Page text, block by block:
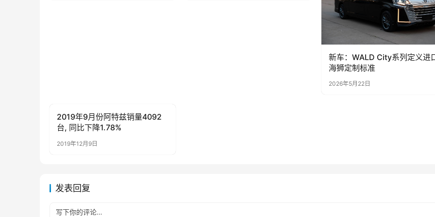
新车：WALD City系列定义进
海狮定制标准
2026年5月22日
母婴亲子
2019年9月份阿特兹销量4092
台, 同比下降1.78%
2019年12月9日
发表回复